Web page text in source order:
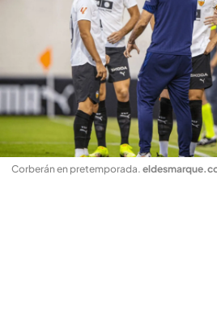
Corberán en pretemporada.